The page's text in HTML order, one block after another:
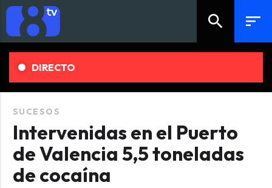
search sort
DIRECTO
SUCESOS
Intervenidas en el Puerto
de Valencia 5,5 toneladas
de cocaína